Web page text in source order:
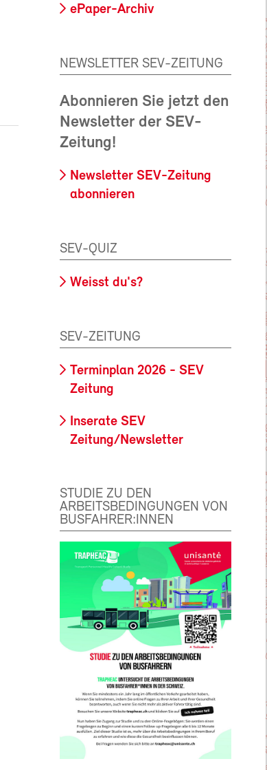
ePaper-Archiv
NEWSLETTER SEV-ZEITUNG
Abonnieren Sie jetzt den
Newsletter der SEV-
Zeitung!
Newsletter SEV-Zeitung
abonnieren
SEV-QUIZ
Weisst du's?
SEV-ZEITUNG
Terminplan 2026 - SEV
Zeitung
Inserate SEV
Zeitung/Newsletter
STUDIE ZU DEN
ARBEITSBEDINGUNGEN VON
BUSFAHRER:INNEN